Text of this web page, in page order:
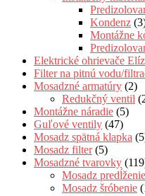
Kondenz
Montážne
Elektrické ohrievače Elíz
Filter na pitnú vodu/
Mosadzné armatúry (2)
Redukčný ventil
Montážne náradie (5)
Guľové ventily (47)
Mosadz spätná klapka
Mosadz filter (5)
Mosadzné tvarovky
Mosadz predĺženie
Mosadz šróbenie